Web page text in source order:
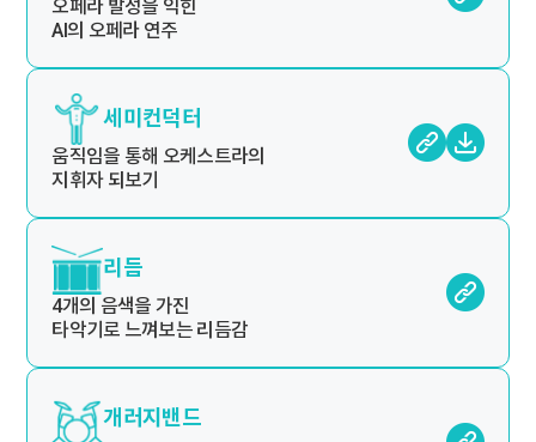
오페라 발성을 익힌
AI의 오페라 연주
세미컨덕터
움직임을 통해 오케스트라의
지휘자 되보기
리듬
4개의 음색을 가진
타악기로 느껴보는 리듬감
개러지밴드